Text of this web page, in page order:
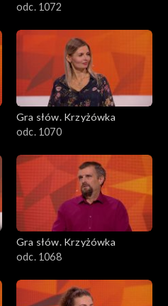
odc. 1072
Gra słów. Krzyżówka
odc. 1070
Gra słów. Krzyżówka
odc. 1068